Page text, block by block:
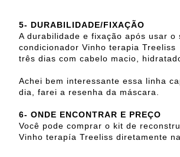
5- DURABILIDADE/FIXAÇÃO
A durabilidade e fixação após usar o
condicionador Vinho terapia
três dias com cabelo macio,
Achei bem interessante essa linha
dia, farei a resenha da máscara.
6- ONDE ENCONTRAR E PREÇO
Você pode comprar o kit de
Vinho terapía Treeliss diretamente